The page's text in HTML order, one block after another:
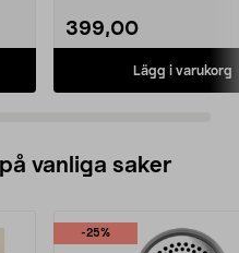
399,00
Lägg i varukorg
vanliga saker
-25%